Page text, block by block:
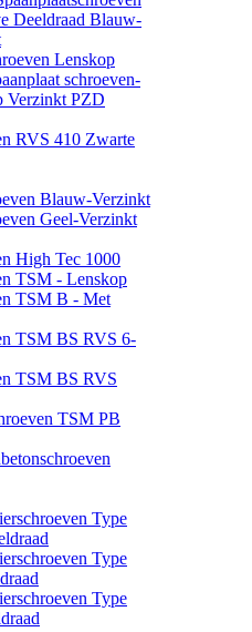
Deeldraad Blauw-
Lenskop
schroeven-
Verzinkt PZD
RVS 410 Zwarte
Blauw-Verzinkt
Geel-Verzinkt
High Tec 1000
TSM - Lenskop
TSM B - Met
TSM BS RVS 6-
TSM BS RVS
TSM PB
Type
Type
Type